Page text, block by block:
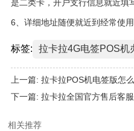
是二类卡，开户支行信息就近填
6、详细地址随便就近到经常使
标签: 拉卡拉4G电签POS机
上一篇: 拉卡拉POS机电签版怎
下一篇: 拉卡拉全国官方售后客
相关推荐